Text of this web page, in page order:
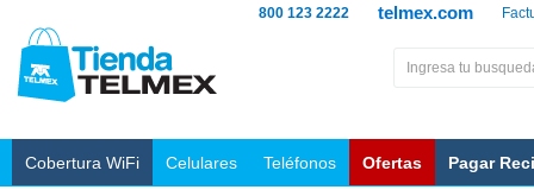
telmex.com
800 123 2222
Cobertura WiFi Celulares Teléfonos Ofertas Pagar